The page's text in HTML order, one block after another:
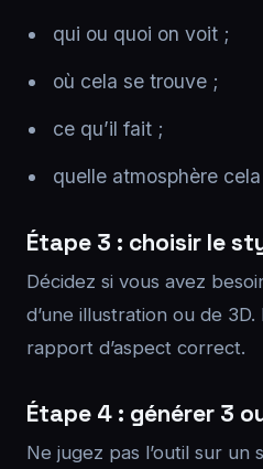
qui ou quoi on voit ;
où cela se trouve ;
ce qu’il fait ;
quelle atmosphère
Étape 3 : choisir le
Décidez si vous avez
d’une illustration ou de
rapport d’aspect correct.
Étape 4 : générer 3
Ne jugez pas l’outil sur un